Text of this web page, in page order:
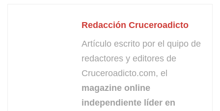
Redacción Cruceroadicto
Artículo escrito por el quipo de
redactores y editores de
Cruceroadicto.com, el
magazine online
independiente líder en